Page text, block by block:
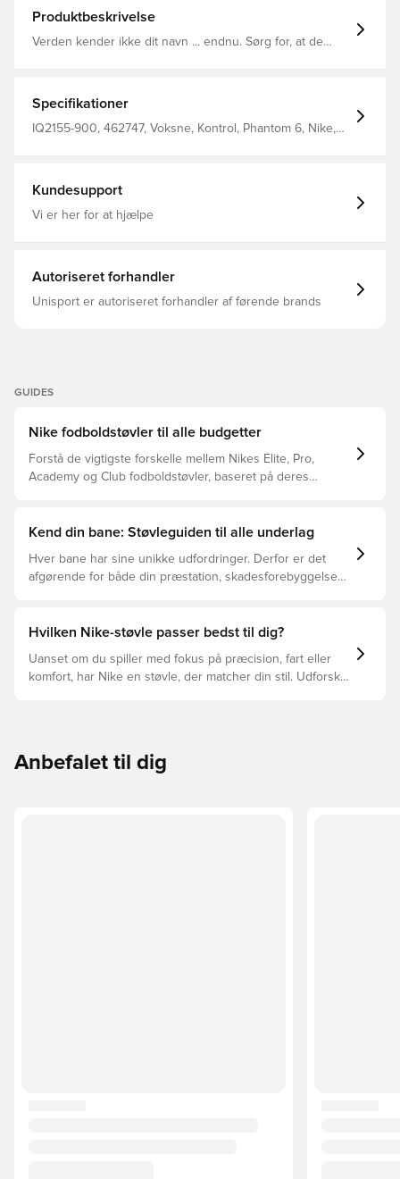
Produktbeskrivelse
Verden kender ikke dit navn ... endnu. Sørg for, at de
gode greb hjælper dig med at komme forbi
forsvarsspillerne.
Specifikationer
IQ2155-900, 462747, Voksne, Kontrol, Phantom 6, Nike,
Kundesupport
Vi er her for at hjælpe
Autoriseret forhandler
Unisport er autoriseret forhandler af førende brands
GUIDES
Nike fodboldstøvler til alle budgetter
Forstå de vigtigste forskelle mellem Nikes Elite, Pro,
Academy og Club fodboldstøvler, baseret på deres
Kend din bane: Støvleguiden til alle underlag
Hver bane har sine unikke udfordringer. Derfor er det
afgørende for både din præstation, skadesforebyggelse
støvler der er det bedste valg til de forskellige typer
Hvilken Nike-støvle passer bedst til dig?
Uanset om du spiller med fokus på præcision, fart eller
komfort, har Nike en støvle, der matcher din stil. Udforsk
Anbefalet til dig